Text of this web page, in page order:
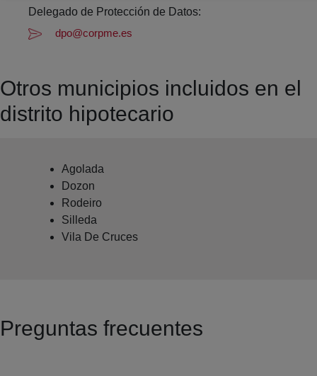
Delegado de Protección de Datos:
dpo@corpme.es
Otros municipios incluidos en el
distrito hipotecario
Agolada
Dozon
Rodeiro
Silleda
Vila De Cruces
Preguntas frecuentes